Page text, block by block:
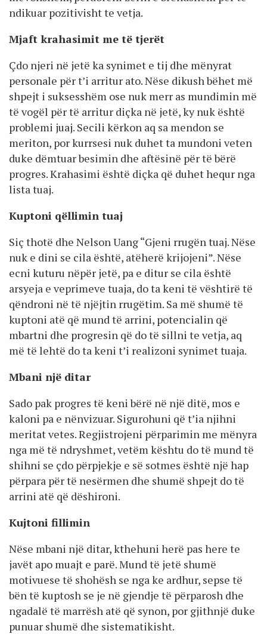
ndikuar pozitivisht te vetja.
Mjaft krahasimit me të tjerët
Çdo njeri në jetë ka synimet e tij dhe mënyrat
personale për t’i arritur ato. Nëse dikush bëhet më
shpejt i suksesshëm ose nuk merr as mundimin më
të vogël për të arritur diçka në jetë, ky nuk është
problemi juaj. Secili kërkon aq sa mendon se
meriton, por kurrsesi nuk duhet ta mundoni veten
duke dëmtuar besimin dhe aftësinë për të bërë
progres. Krahasimi është diçka që duhet hequr nga
lista tuaj.
Kuptoni qëllimin tuaj
Siç thotë dhe Nelson Uang “Gjeni rrugën tuaj. Nëse
nuk e dini se cila është, atëherë krijojeni”. Nëse
ecni kuturu nëpër jetë, pa e ditur se cila është
arsyeja e veprimeve tuaja, do ta keni të vështirë të
qëndroni në të njëjtin rrugëtim. Sa më shumë të
kuptoni atë që mund të arrini, potencialin që
mbartni dhe progresin që do të sillni te vetja, aq
më të lehtë do ta keni t’i realizoni synimet tuaja.
Mbani një ditar
Sado pak progres të keni bërë në një ditë, mos e
kaloni pa e nënvizuar. Sigurohuni që t’ia njihni
meritat vetes. Regjistrojeni përparimin me mënyra
nga më të ndryshmet, vetëm kështu do të mund të
shihni se çdo përpjekje e së sotmes është një hap
përpara për të nesërmen dhe shumë shpejt do të
arrini atë që dëshironi.
Kujtoni fillimin
Nëse mbani një ditar, kthehuni herë pas here te
javët apo muajt e parë. Mund të jetë shumë
motivuese të shohësh se nga ke ardhur, sepse të
bën të kuptosh se je në gjendje të përparosh dhe
ngadalë të marrësh atë që synon, por gjithnjë duke
punuar shumë dhe sistematikisht.